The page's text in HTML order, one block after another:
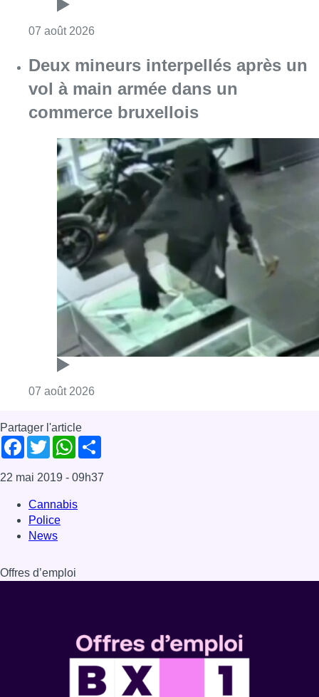
07 août 2026
Deux mineurs interpellés après un
vol à main armée dans un
commerce bruxellois
07 août 2026
Partager l'article
Facebook
TwitterWhatsApp
22 mai 2019 - 09h37
Cannabis
Police
News
Offres d’emploi